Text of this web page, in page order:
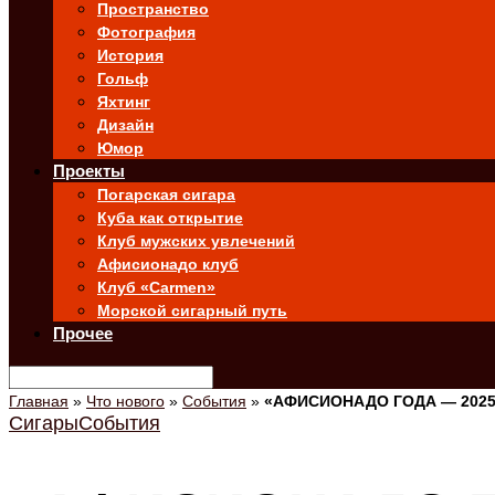
Пространство
Фотография
История
Гольф
Яхтинг
Дизайн
Юмор
Проекты
Погарская сигара
Куба как открытие
Клуб мужских увлечений
Афисионадо клуб
Клуб «Carmen»
Морской сигарный путь
Прочее
Главная » Что нового » События » «АФИСИОНАДО ГОДА —
СигарыСобытия